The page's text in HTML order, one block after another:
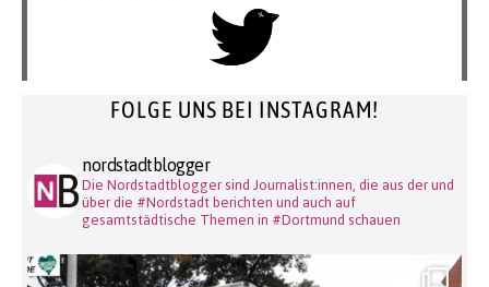
FOLGE UNS BEI INSTAGRAM!
nordstadtblogger
Die Nordstadtblogger sind Journalist:innen, die aus der und
über die #Nordstadt berichten und auch auf
gesamtstädtische Themen in #Dortmund schauen